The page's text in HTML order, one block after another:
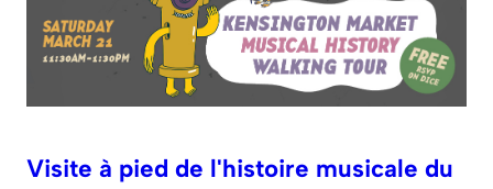
Visite à pied de l'histoire musicale du